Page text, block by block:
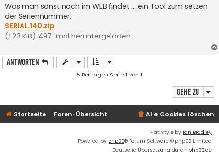
i
t
r
a
g
Was man sonst noch im WEB findet ... ein Tool zum setzen
der Seriennummer:
SERIAL.140.zip
(1.23 KiB) 497-mal heruntergeladen
Antworten
5 Beiträge • Seite1 von 1
Gehe zu
Startseite Foren-Übersicht Alle Cookies löschen
Flat Style by Ian Bradley
Powered by phpBB® Forum Software © phpBB Limited
Deutsche Übersetzung durch phpBB.de